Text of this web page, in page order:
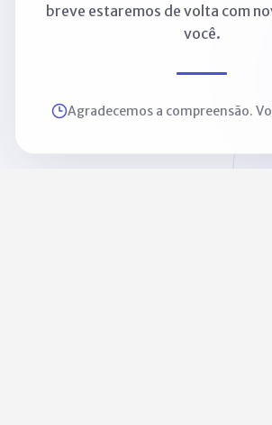
breve estaremos de volta com
você.
Agradecemos a compreensão.